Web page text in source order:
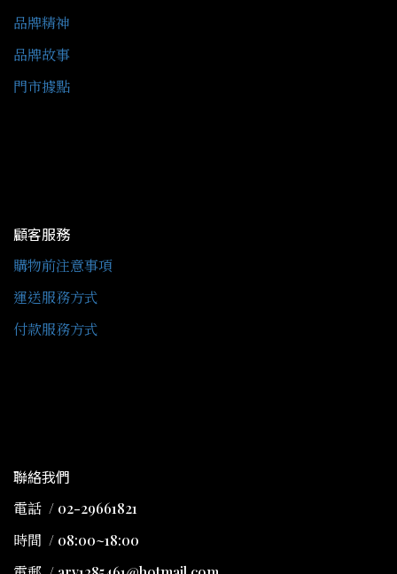
品牌精神
品牌故事
門市據點
顧客服務
購物前注意事項
運送服務方式
付款服務方式
聯絡我們
電話 / 02-29661821
時間 / 08:00~18:00